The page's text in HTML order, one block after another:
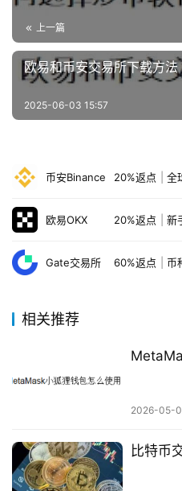
上一篇
欧易和币安交易所下载方法
2025-06-03 15:57
币安Binance 20%返点 全
欧易OKX 20%返点 新
Gate交易所 60%返点 币
相关推荐
2026-05-
比特币